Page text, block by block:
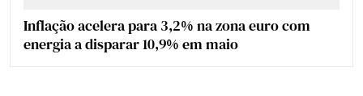
Inflação acelera para 3,2% na zona euro com
energia a disparar 10,9% em maio